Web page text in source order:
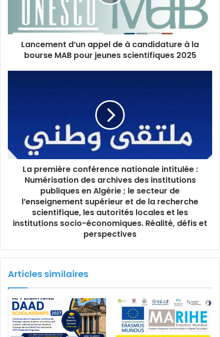
Lancement d’un appel de à candidature à la
bourse MAB pour jeunes scientifiques 2025
La première conférence nationale intitulée :
Numérisation des archives des institutions
publiques en Algérie ; le secteur de
l’enseignement supérieur et de la recherche
scientifique, les autorités locales et les
institutions socio-économiques. Réalité, défis et
perspectives
Articles similaires